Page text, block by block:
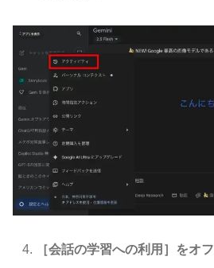
［会話の学習への利用］をオフ